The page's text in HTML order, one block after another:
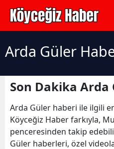
Arda Güler
Son Dakika
Arda Güler haberi ile ilgili
Köyceğiz Haber farkıyla,
penceresinden takip
Güler haberleri, özel